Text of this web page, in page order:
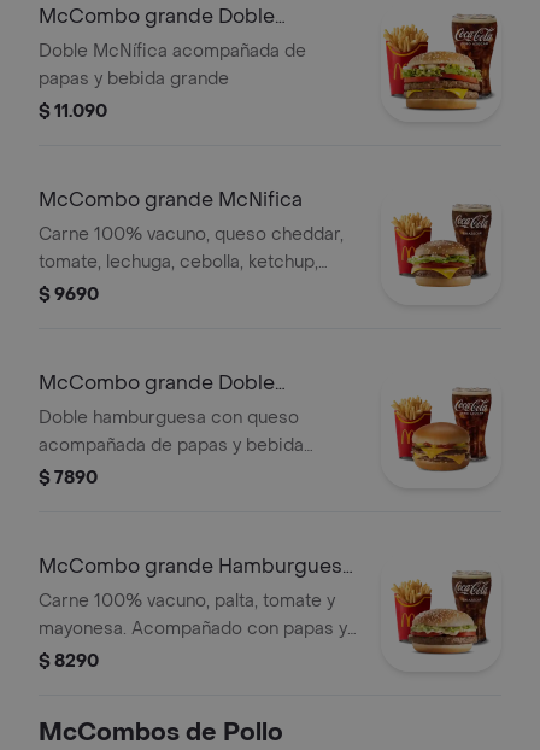
McCombo grande Doble
McNífica
Doble McNífica acompañada de
papas y bebida grande
$ 11.090
McCombo grande McNifica
Carne 100% vacuno, queso cheddar,
tomate, lechuga, cebolla, ketchup,
mostaza y mayonesa. Acompañado
$ 9690
McCombo grande Doble
Hamburguesa con Queso
Doble hamburguesa con queso
acompañada de papas y bebida
grande
$ 7890
McCombo grande Hamburguesa
Italiana
Carne 100% vacuno, palta, tomate y
mayonesa. Acompañado con papas y
bebida grande a elección.
$ 8290
McCombos de Pollo